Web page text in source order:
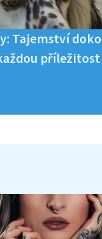
Tajemství
příležitost